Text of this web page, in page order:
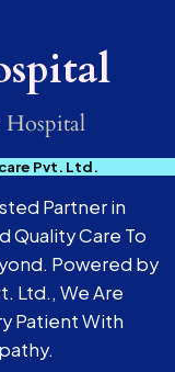
Hospital
Pvt. Ltd.
Partner in
Quality Care To
Powered by
Ltd., We Are
Patient With